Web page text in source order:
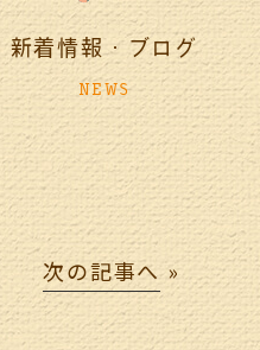
新着情報・ブログ
NEWS
次の記事へ»